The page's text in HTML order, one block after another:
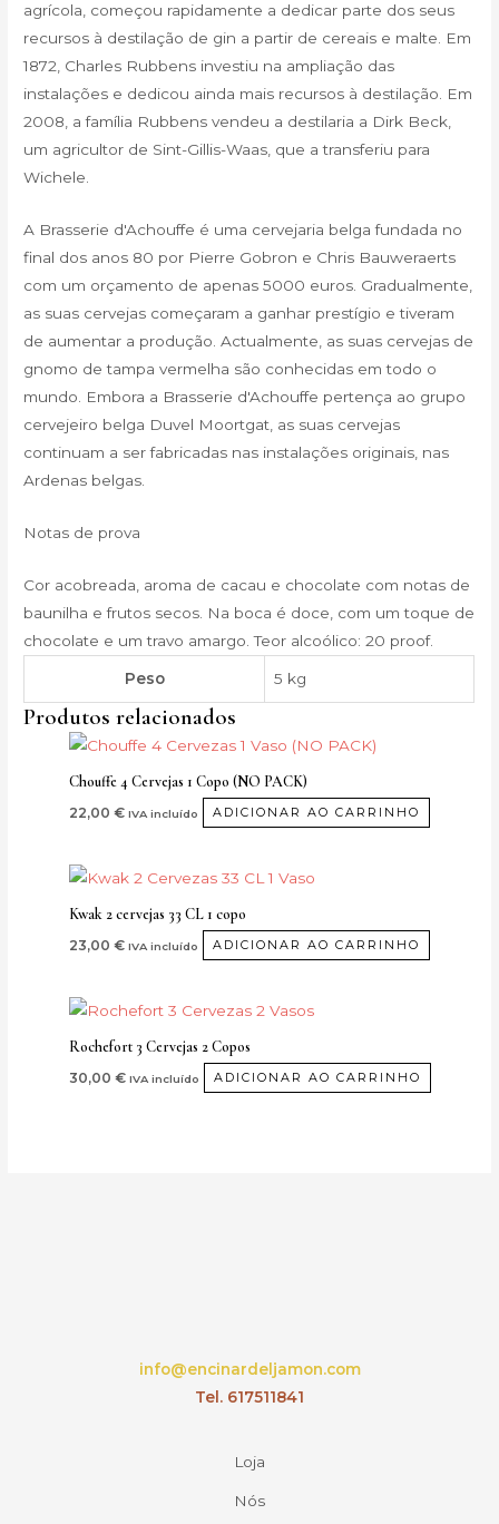
agrícola, começou rapidamente a dedicar parte dos seus
recursos à destilação de gin a partir de cereais e malte. Em
1872, Charles Rubbens investiu na ampliação das
instalações e dedicou ainda mais recursos à destilação. Em
2008, a família Rubbens vendeu a destilaria a Dirk Beck,
um agricultor de Sint-Gillis-Waas, que a transferiu para
Wichele.
A Brasserie d'Achouffe é uma cervejaria belga fundada no
final dos anos 80 por Pierre Gobron e Chris Bauweraerts
com um orçamento de apenas 5000 euros. Gradualmente,
as suas cervejas começaram a ganhar prestígio e tiveram
de aumentar a produção. Actualmente, as suas cervejas de
gnomo de tampa vermelha são conhecidas em todo o
mundo. Embora a Brasserie d'Achouffe pertença ao grupo
cervejeiro belga Duvel Moortgat, as suas cervejas
continuam a ser fabricadas nas instalações originais, nas
Ardenas belgas.
Notas de prova
Cor acobreada, aroma de cacau e chocolate com notas de
baunilha e frutos secos. Na boca é doce, com um toque de
chocolate e um travo amargo. Teor alcoólico: 20 proof.
Peso 5 kg
Produtos relacionados
Chouffe 4 Cervejas 1 Copo (NO PACK)
22,00€ IVA incluído ADICIONAR AO CARRINHO
Kwak 2 cervejas 33 CL 1 copo
23,00€ IVA incluído ADICIONAR AO CARRINHO
Rochefort 3 Cervejas 2 Copos
30,00€ IVA incluído ADICIONAR AO CARRINHO
info@encinardeljamon.com
Tel. 617511841
Loja
Nós